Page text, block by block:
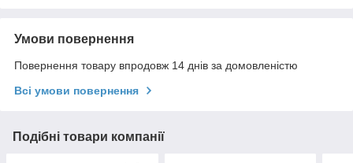
Умови повернення
Повернення товару впродовж 14 днів за домовленістю
Всі умови повернення
Подібні товари компанії